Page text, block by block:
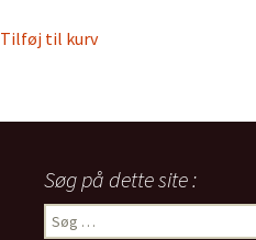
Tilføj til kurv
Søg på dette site :
Søg